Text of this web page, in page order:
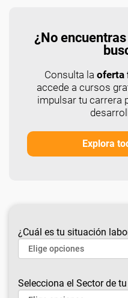
¿No
Consulta la oferta
accede a cursos
impulsar tu carrera
Explora
¿Cuál es tu situación
Selecciona el Sector de